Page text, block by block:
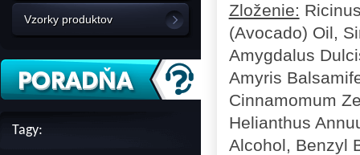
Vzorky produktov
Tagy:
Zloženie:
(Avocado) Oil,
Amygdalus
Amyris
Cinnamomum
Helianthus
Alcohol, Benzyl